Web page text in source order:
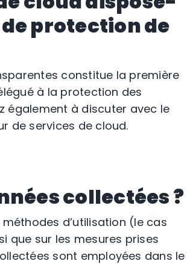
protection de
constitue la première
à la protection des
également à discuter avec le
de services de cloud.
collectées ?
d’utilisation (le cas
que sur les mesures prises
sont employées dans le